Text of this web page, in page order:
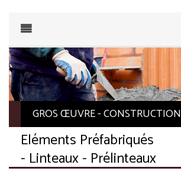
GROS ŒUVRE - CONSTRUCTION
Eléments Préfabriqués
- Linteaux - Prélinteaux